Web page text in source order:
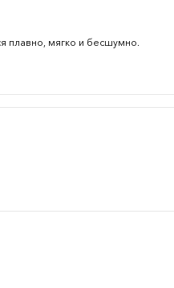
плавно, мягко и бесшумно.